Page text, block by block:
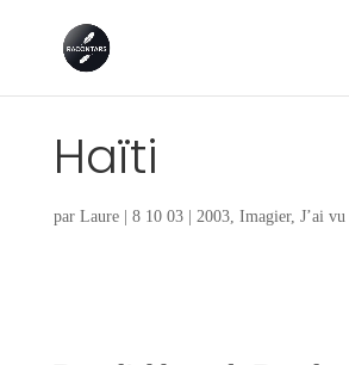
Haïti
par Laure| 8 10 03| 2003, Imagier, J’ai vu